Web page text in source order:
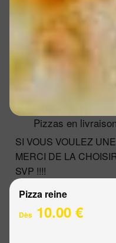
Pizzas en
SI VOUS VOULEZ
MERCI DE LA
SVP !!!!
Pizza reine
Dès 10.00 €